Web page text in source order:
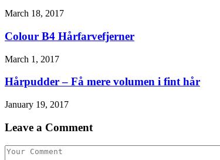
March 18, 2017
Colour B4 Hårfarvefjerner
March 1, 2017
Hårpudder – Få mere volumen i fint hår
January 19, 2017
Leave a Comment